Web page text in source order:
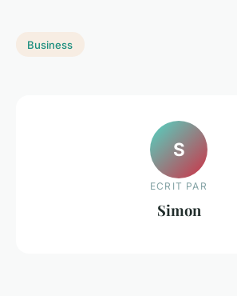
Business
S
ECRIT PAR
Simon